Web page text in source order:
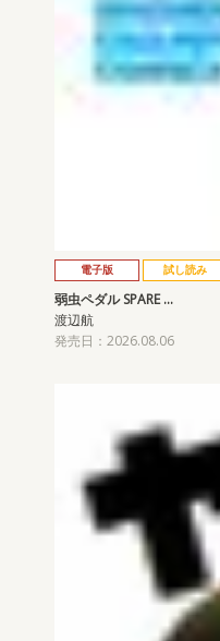
電子版 試し読み
弱虫ペダル SPARE …
渡辺航
発売日：2026.08.06